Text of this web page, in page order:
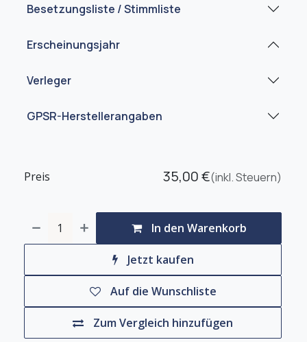
Besetzungsliste / Stimmliste
Erscheinungsjahr
Verleger
GPSR-Herstellerangaben
In den Warenkorb
Jetzt kaufen
Zum Vergleich hinzufügen
Auf die Wunschliste
Preis 35,00€(inkl. Steuern)